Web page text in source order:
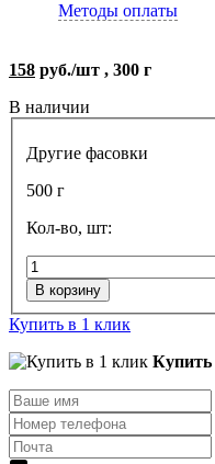
Методы оплаты
158 руб./шт , 300 г
В наличии
Другие фасовки
500 г
Кол-во, шт:
В корзину
Купить в 1 клик
Купить